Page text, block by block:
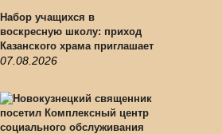
Набор учащихся в
воскресную школу: приход
Казанского храма приглашает
07.08.2026